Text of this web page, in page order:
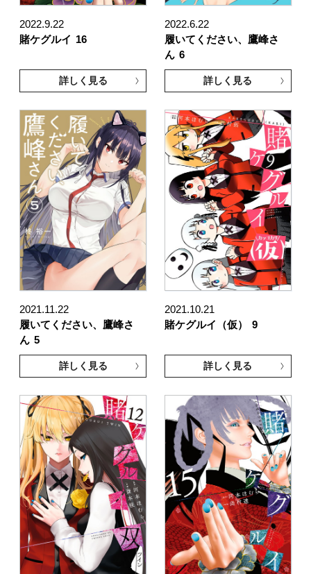
2022.9.22
賭ケグルイ 16
詳しく見る
2022.6.22
履いてください、鷹峰さ
ん 6
詳しく見る
2021.11.22
履いてください、鷹峰さ
ん 5
詳しく見る
2021.10.21
賭ケグルイ（仮）
9
詳しく見る